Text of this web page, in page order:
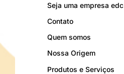
Seja uma empresa edc
Contato
Quem somos
Nossa Origem
Produtos e Serviços